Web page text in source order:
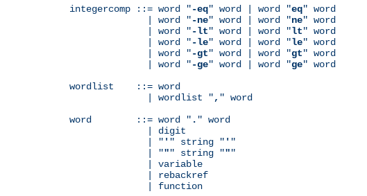
integercomp ::= word "-eq" word | word "eq" word
              | word "
-ne" word | word "ne" word
              | word "
-lt" word | word "lt" word
              | word "
-le" word | word "le" word
              | word "
-gt" word | word "gt" word
              | word "
-ge" word | word "ge" word
wordlist    ::= word
              | wordlist "
, " word
word        ::= word " . " word
              | digit
              | "
' " string " ' "
              | "
"" string """
              | variable
              | function